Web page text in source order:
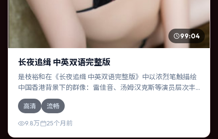
99:04
长夜追缉 中英双语完整版
是枝裕和在《长夜追缉 中英双语完整版》中以浓烈笔触描绘
中国香港背景下的群像：雷佳音、汤姆·汉克斯等演员层次丰
富。作为一部传记作品，故事从日常裂缝切入，逐步推向不
可逆转的结局；视听语言统一，情感落点克制有力。
高清 流畅
9.8万 25个月前